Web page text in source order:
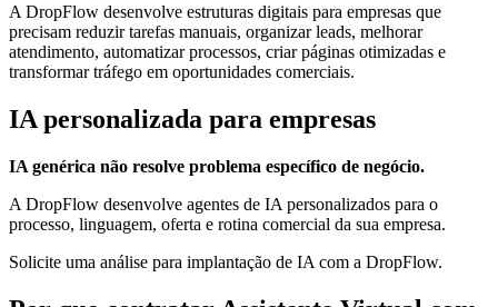
A DropFlow desenvolve estruturas digitais para empresas que
precisam reduzir tarefas manuais, organizar leads, melhorar
atendimento, automatizar processos, criar páginas otimizadas e
transformar tráfego em oportunidades comerciais.
IA personalizada para empresas
IA genérica não resolve problema específico de negócio.
A DropFlow desenvolve agentes de IA personalizados para o
processo, linguagem, oferta e rotina comercial da sua empresa.
Solicite uma análise para implantação de IA com a DropFlow.